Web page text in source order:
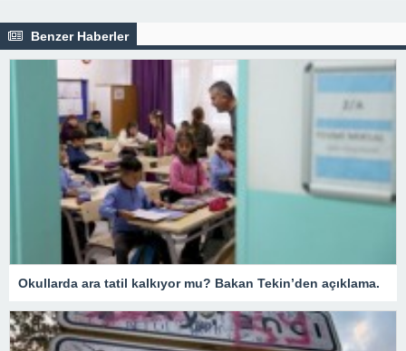
Benzer Haberler
Okullarda ara tatil kalkıyor mu? Bakan Tekin’den açıklama.